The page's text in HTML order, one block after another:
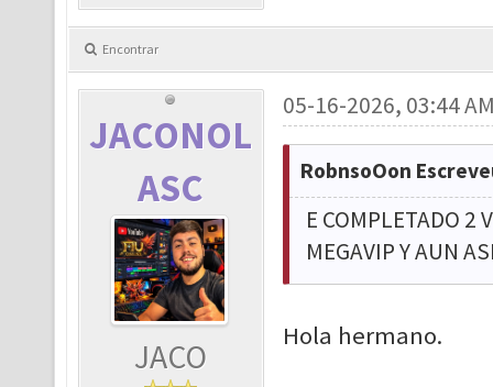
Encontrar
JACONOL
ASC
JACO
05-16-2026, 03:44
RobnsoOon
E COMPLETADO 2
MEGAVIP Y AUN
Hola hermano.